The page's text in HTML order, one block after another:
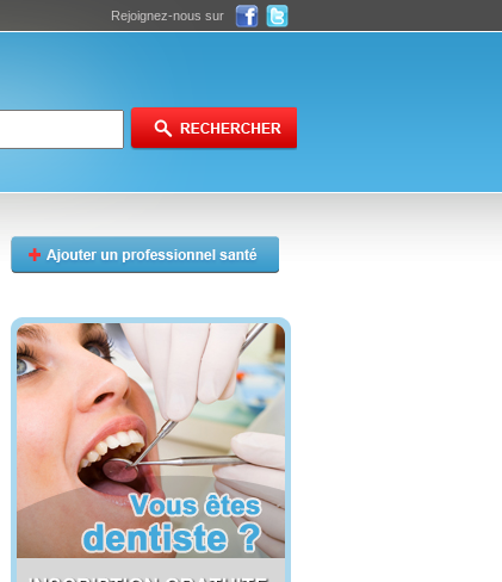
Rejoignez-nous sur